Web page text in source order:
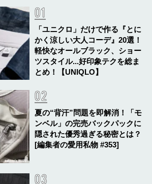
「ユニクロ」だけで作る『とに
かく涼しい大人コーデ』20選！
軽快なオールブラック、ショー
ツスタイル...好印象テクを総ま
とめ！【UNIQLO】
夏の“背汗”問題を即解消！「モ
ンベル」の完売バックパックに
隠された優秀過ぎる秘密とは？
[編集者の愛用私物 #353]